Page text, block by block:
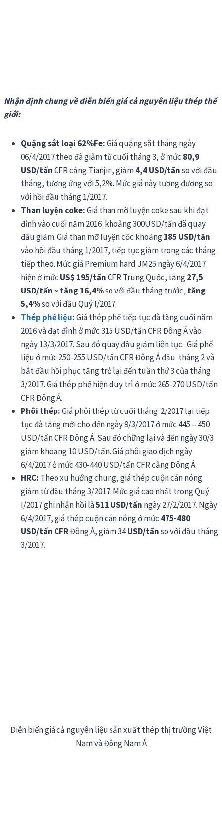
Nhậnđịnhchung về diễn biến giá cả nguyên liệu thép thế
giới:
Quặngsắtloại 62%Fe:Giá quặng sắt tháng ngày
06/4/2017 theo đà giảm từ cuối tháng 3, ở mức 80,9
USD/tấnCFR cảng Tianjin, giảm4,4 USD/tấnso với đầu
tháng, tương ứng với 5,2%. Mức giá này tương đương so
với hồi đầu tháng 1/2017.
Than luyện coke:Giá than mỡ luyện coke sau khi đạt
đỉnh vào cuối năm 2016 khoảng 300USD/tấn đã quay
đầu giảm. Giá than mỡ luyện cốc khoảng185 USD/tấn
vào hồi đầu tháng 1/2017, tiếp tục giảm trong các tháng
tiếp theo. Mức giá Premium hard JM25 ngày 6/4/2017
hiện ở mức US$ 195/tấnCFR Trung Quốc, tăng27,5
USD/tấn ~ tăng 16,4%so với đầu tháng trước, tăng
5,4%so với đầu Quý I/2017.
Thép phế liệu:Giá thép phế tiếp tục đà tăng cuối năm
2016 và đạt đỉnh ở mức 315 USD/tấn CFR Đông Á vào
ngày 13/3/2017. Sau đó quay đầu giảm liên tục. Giá phế
liệu ở mức 250-255 USD/tấn CFR Đông Á đầu tháng 2 và
bắt đầu hồi phục tăng trở lại đến tuần thứ 3 của tháng
3/2017. Giá thép phế hiện duy trì ở mức 265-270 USD/tấn
CFR Đông Á.
Phôi thép:Giá phôi thép từ cuối tháng 2/2017 lại tiếp
tục đà tăng mới cho đến ngày 9/3/2017 ở mức 445 – 450
USD/tấn CFR Đông Á. Sau đó chững lại và đến ngày 30/3
giảm khoảng 10 USD/tấn. Giá phôi giao dịch ngày
6/4/2017 ở mức 430-440 USD/tấn CFR cảng Đông Á.
HRC: Theo xu hướng chung, giá thép cuộn cán nóng
giảm từ đầu tháng 3/2017. Mức giá cao nhất trong Quý
I/2017 ghi nhận hồi là511 USD/tấn ngày 27/2/2017. Ngày
6/4/2017, giá thép cuộn cán nóng ở mức 475-480
USD/tấn CFRĐông Á, giảm 34USD/tấnso với đầu tháng
3/2017.
Diễn biến giá cả nguyên liệu sản xuất thép thị trường Việt
Nam và Đông Nam Á